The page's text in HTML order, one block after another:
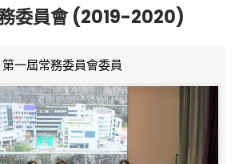
委員會 (2019-2020)
第一屆常務委員會委員